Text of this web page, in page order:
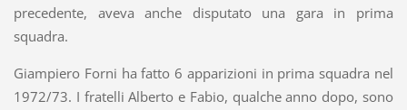
precedente, aveva anche disputato una gara in prima
squadra.
Giampiero Forni ha fatto 6 apparizioni in prima squadra nel
1972/73. I fratelli Alberto e Fabio, qualche anno dopo, sono